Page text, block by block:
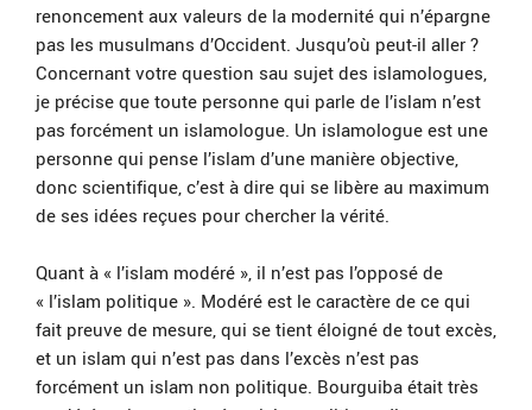
renoncement aux valeurs de la modernité qui n’épargne
pas les musulmans d’Occident. Jusqu’où peut-il aller ?
Concernant votre question sau sujet des islamologues,
je précise que toute personne qui parle de l’islam n’est
pas forcément un islamologue. Un islamologue est une
personne qui pense l’islam d’une manière objective,
donc scientifique, c’est à dire qui se libère au maximum
de ses idées reçues pour chercher la vérité.
Quant à « l’islam modéré », il n’est pas l’opposé de
« l’islam politique ». Modéré est le caractère de ce qui
fait preuve de mesure, qui se tient éloigné de tout excès,
et un islam qui n’est pas dans l’excès n’est pas
forcément un islam non politique. Bourguiba était très